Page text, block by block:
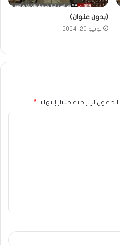
(بدون عنوان)
يونيو 20, 2024
الحقول الإلزامية مشار إليها بـ *